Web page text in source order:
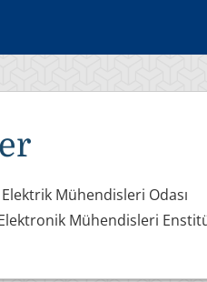
Elektrik Mühendisleri Odası
Mühendisleri